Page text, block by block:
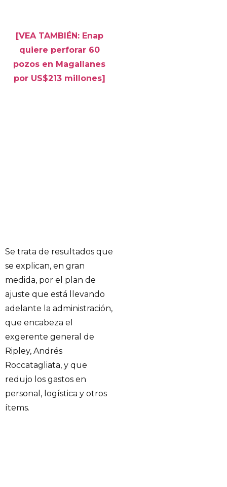
[VEA TAMBIÉN: Enap
quiere perforar 60
pozos en Magallanes
por US$213 millones]
Se trata de resultados que
se explican, en gran
medida, por el plan de
ajuste que está llevando
adelante la administración,
que encabeza el
exgerente general de
Ripley, Andrés
Roccatagliata, y que
redujo los gastos en
personal, logística y otros
ítems.